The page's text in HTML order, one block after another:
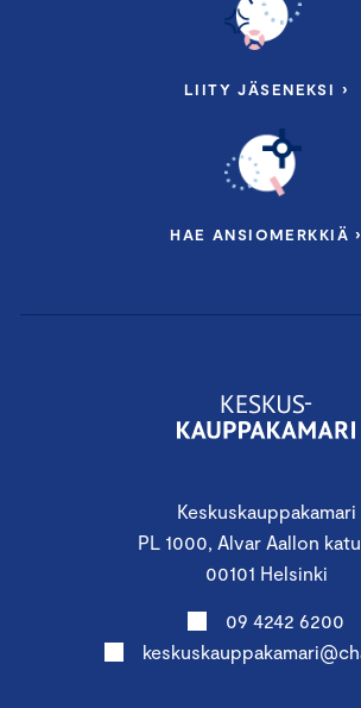
Keskuskauppakamari
PL 1000, Alvar Aallon
00101 Helsinki
09 4242 6200
LIITY JÄSENEKSI ›
HAE ANSIOMERKKIÄ ›